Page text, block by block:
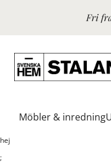
Fri
Möbler & inredning
hej
;